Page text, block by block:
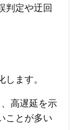
判定や迂回
ます。
高遅延を示
ことが多い